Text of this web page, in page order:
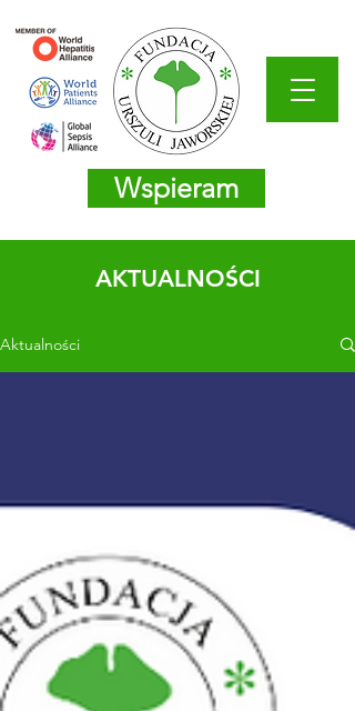
Wspieram
AKTUALNOŚCI
Aktualności